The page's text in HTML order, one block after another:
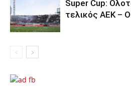
Super Cup:
τελικός ΑΕΚ –